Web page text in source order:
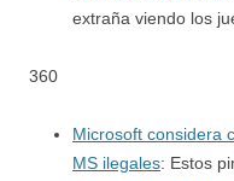
extraña viendo los
360
Microsoft considera
MS ilegales: Estos